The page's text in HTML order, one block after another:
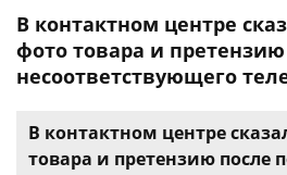
В контактном центре
фото товара и
несоответствующего
В контактном центре
товара и претензию после